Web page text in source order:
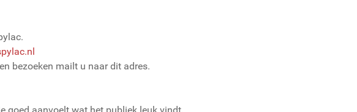
bezoeken mailt u naar dit adres.